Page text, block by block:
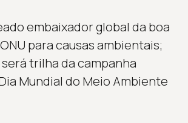
embaixador global da boa
para causas ambientais;
trilha da campanha
Mundial do Meio Ambiente